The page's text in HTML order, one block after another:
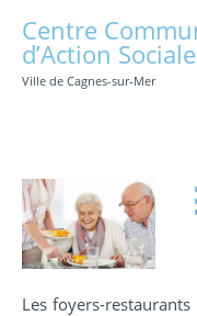
Centre
d’Action Sociale
Ville de Cagnes-sur-Mer
Les foyers-